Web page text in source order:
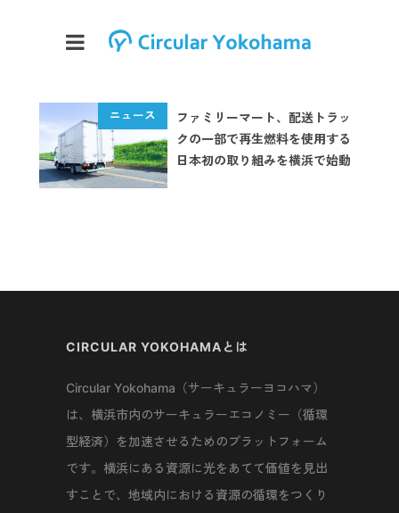
ファミリーマート、配送トラッ
クの一部で再生燃料を使用する
日本初の取り組みを横浜で始動
CIRCULAR YOKOHAMAとは
Circular Yokohama（サーキュラーヨコハマ）
は、横浜市内のサーキュラーエコノミー（循環
型経済）を加速させるためのプラットフォーム
です。横浜にある資源に光をあてて価値を見出
すことで、地域内における資源の循環をつくり